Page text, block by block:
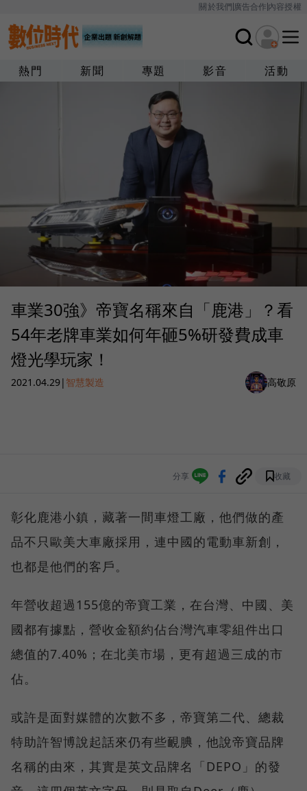
關於我們廣告合作內容授權
熱門 新聞 專題 影音 活動
車業30強》帝寶名稱來自「鹿港」？看
54年老牌車業如何年砸5%研發費成車
燈光學玩家！
2021.04.29| 智慧製造 高敬原
分享 收藏
彰化鹿港小鎮，藏著一間車燈工廠，他們做的產
品不只歐美大車廠採用，連中國的電動車新創，
也都是他們的客戶。
年營收超過155億的帝寶工業，在台灣、中國、美
國都有據點，營收金額約佔台灣汽車零組件出口
總值的7.40%；在北美市場，更有超過三成的市
佔。
或許是面對媒體的次數不多，帝寶第二代、總裁
特助許智博說起話來仍有些靦腆，他說帝寶品牌
名稱的由來，其實是英文品牌名「DEPO」的發